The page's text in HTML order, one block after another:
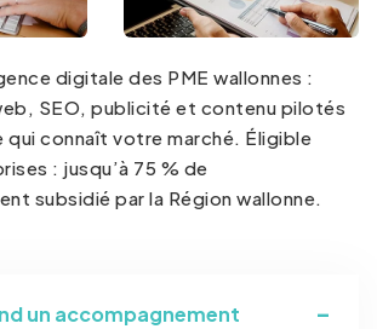
un accompagnement
digitale des PME wallonnes :
SEO, publicité et contenu pilotés
qui connaît votre marché. Éligible
: jusqu’à 75 % de
subsidié par la Région wallonne.